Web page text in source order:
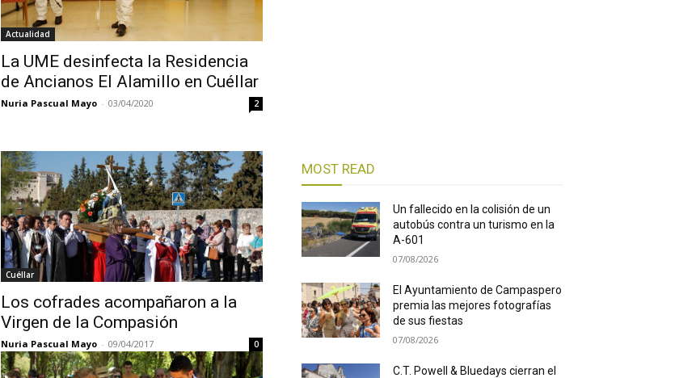
Actualidad
La UME desinfecta la Residencia
de Ancianos El Alamillo en Cuéllar
Nuria Pascual Mayo - 03/04/2020 2
Cuéllar
Los cofrades acompañaron a la
Virgen de la Compasión
Nuria Pascual Mayo - 09/04/2017 0
MOST READ
Un fallecido en la colisión de un
autobús contra un turismo en la
A-601
07/08/2026
El Ayuntamiento de Campaspero
premia las mejores fotografías
de sus fiestas
07/08/2026
C.T. Powell & Bluedays cierran el